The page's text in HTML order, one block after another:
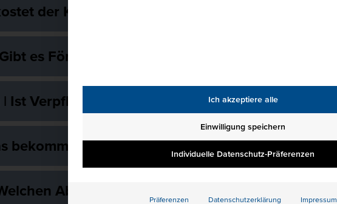
der Kurs?
es Förderungen?
Ist Verpflegung im Kurs enthalten?
bekomme ich zusätzlich zum Unterricht?
Abschluss erhalte ich nach dem Kurs?
Ich akzeptiere alle
Einwilligung speichern
Individuelle Datenschutz-Präferenzen
Präferenzen Datenschutzerklärung Impressum